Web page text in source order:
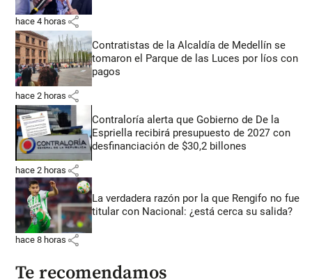
hace 4 horas share
Contratistas de la Alcaldía de Medellín se
tomaron el Parque de las Luces por líos con
pagos
hace 2 horas share
Contraloría alerta que Gobierno de De la
Espriella recibirá presupuesto de 2027 con
desfinanciación de $30,2 billones
hace 2 horas share
La verdadera razón por la que Rengifo no fue
titular con Nacional: ¿está cerca su salida?
hace 8 horas share
Te recomendamos